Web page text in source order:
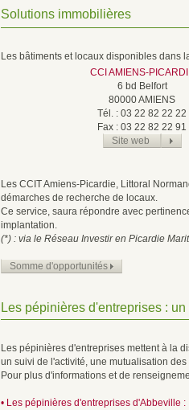
Solutions immobilières
Les bâtiments et locaux disponibles dans
CCI AMIENS-
6 bd Belfort
80000 AMIENS
Tél. : 03 22 82 22 22
Fax : 03 22 82 22 91
Site web
Les CCIT Amiens-Picardie, Littoral
démarches de recherche de locaux.
Ce service, saura répondre avec
implantation.
(*) : via le Réseau Investir en Picardie
Somme d'opportunités
Les pépinières d'entreprises :
Les pépinières d'entreprises mettent à la
un suivi de l'activité, une mutualisation
Pour plus d'informations et de
• Les pépinières d'entreprises d'Abbeville :